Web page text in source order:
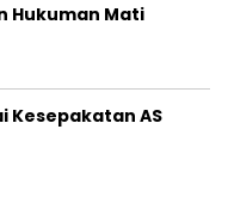
Hukuman Mati
Kesepakatan AS